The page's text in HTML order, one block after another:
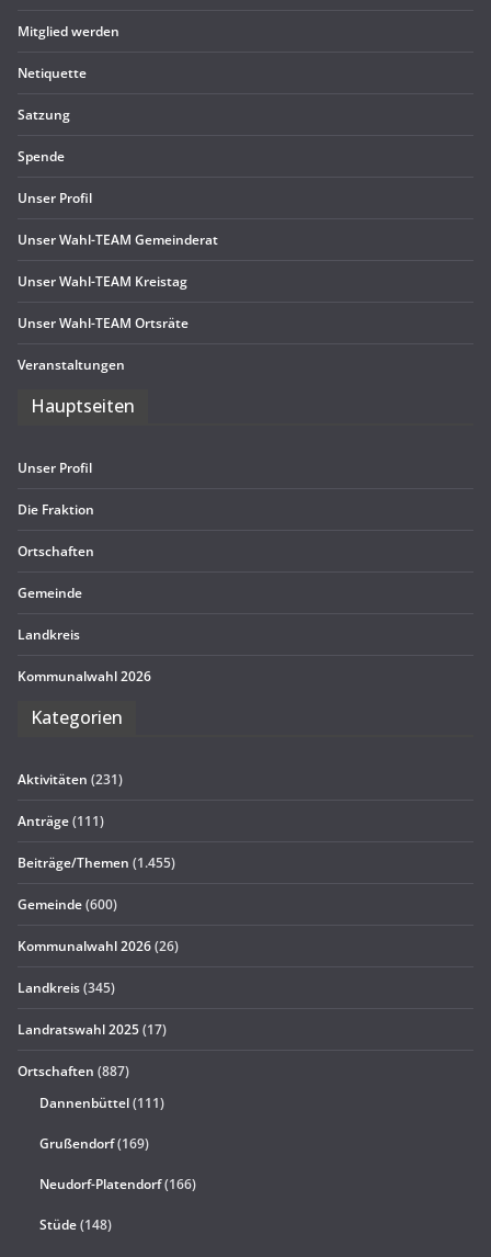
Mit­glied werden
Neti­quette
Sat­zung
Spende
Unser Pro­fil
Unser Wahl-TEAM Gemeinderat
Unser Wahl-TEAM Kreistag
Unser Wahl-TEAM Ortsräte
Ver­an­stal­tun­gen
Haupt­sei­ten
Unser Pro­fil
Die Frak­tion
Ort­schaf­ten
Gemeinde
Land­kreis
Kom­mu­nal­wahl 2026
Kate­go­rien
Aktivitäten (231)
Anträge(111)
Beiträge/Themen (1.455)
Gemeinde(600)
Kommunalwahl 2026(26)
Landkreis(345)
Landratswahl 2025(17)
Ortschaften (887)
Dannenbüttel(111)
Grußendorf(169)
Neudorf-Platendorf(166)
Stüde(148)